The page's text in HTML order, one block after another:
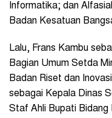
Informatika; dan
Badan Kesatuan
Lalu, Frans Kambu
Bagian Umum Setda
Badan Riset dan
sebagai Kepala Dinas
Staf Ahli Bupati Bidang